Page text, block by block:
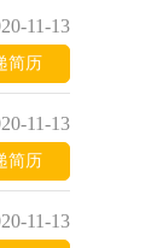
11-13
简历
11-13
简历
11-13